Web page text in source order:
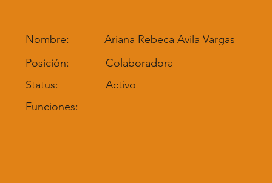
Ariana Rebeca Avila Vargas
Nombre:
Colaboradora
Posición:
Activo
Status:
Funciones: